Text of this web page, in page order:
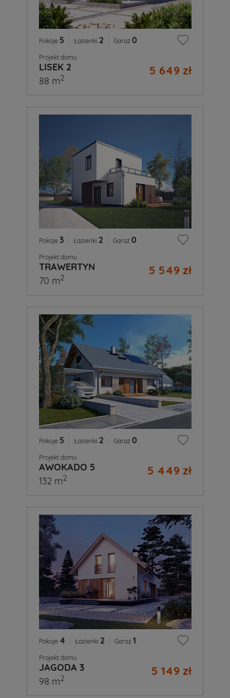
Pokoje 5 Łazienki 2 Garaż 0
Projekt domu
LISEK 2 5 649 zł
88 m2
Pokoje 3 Łazienki 2 Garaż 0
Projekt domu
TRAWERTYN 5 549 zł
70 m2
Pokoje 5 Łazienki 2 Garaż 0
Projekt domu
AWOKADO 5 5 449 zł
132 m2
Pokoje 4 Łazienki 2 Garaż 1
Projekt domu
JAGODA 3 5 149 zł
98 m2